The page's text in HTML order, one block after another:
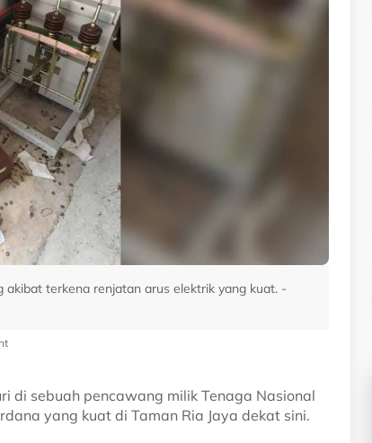
terkena renjatan arus elektrik yang kuat. -
di sebuah pencawang milik Tenaga Nasional
yang kuat di Taman Ria Jaya dekat sini.